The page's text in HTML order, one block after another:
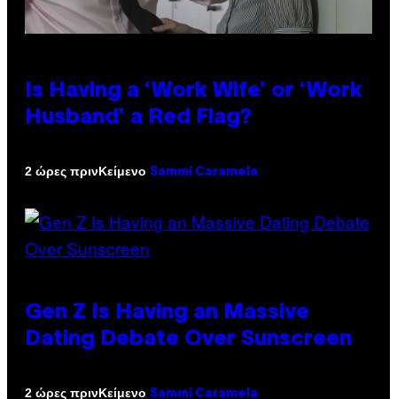
Is Having a ‘Work Wife’ or ‘Work
Husband’ a Red Flag?
2 ώρες πρινΚείμενο Sammi Caramela
Gen Z Is Having an Massive
Dating Debate Over Sunscreen
2 ώρες πρινΚείμενο Sammi Caramela